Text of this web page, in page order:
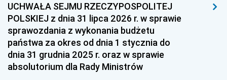
1939 1938 1937
1936 1930
UCHWAŁA SEJMU RZECZYPOSPOLITEJ
POLSKIEJ z dnia 31 lipca 2026 r. w sprawie
sprawozdania z wykonania budżetu
państwa za okres od dnia 1 stycznia do
dnia 31 grudnia 2025 r. oraz w sprawie
absolutorium dla Rady Ministrów